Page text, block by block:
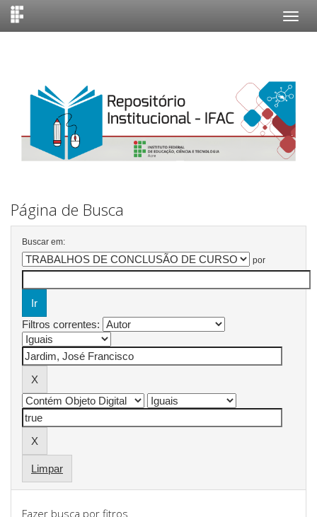
Página de Busca
Buscar em:
por
Filtros correntes:
Limpar
Fazer busca por fitros